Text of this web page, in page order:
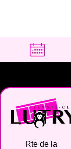
Rte de la